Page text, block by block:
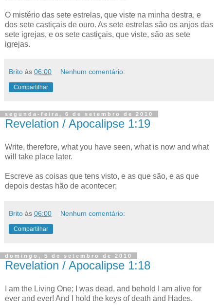
O mistério das sete estrelas, que viste na minha destra, e
dos sete castiçais de ouro. As sete estrelas são os anjos das
sete igrejas, e os sete castiçais, que viste, são as sete
igrejas.
Brito às 06:00 Nenhum comentário:
Compartilhar
segunda-feira, 6 de setembro de 2010
Revelation / Apocalipse 1:19
Write, therefore, what you have seen, what is now and what
will take place later.
Escreve as coisas que tens visto, e as que são, e as que
depois destas hão de acontecer;
Brito às 06:00 Nenhum comentário:
Compartilhar
domingo, 5 de setembro de 2010
Revelation / Apocalipse 1:18
I am the Living One; I was dead, and behold I am alive for
ever and ever! And I hold the keys of death and Hades.